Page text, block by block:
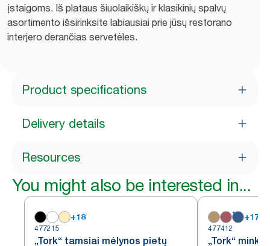
įstaigoms. Iš plataus šiuolaikiškų ir klasikinių spalvų
asortimento išsirinksite labiausiai prie jūsų restorano
interjero derančias servetėles.
Product specifications
Delivery details
Resources
You might also be interested in...
+18
477215
„Tork“ tamsiai mėlynos pietų
+17
477412
„Tork“